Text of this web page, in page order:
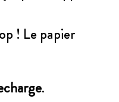
! Le papier
.